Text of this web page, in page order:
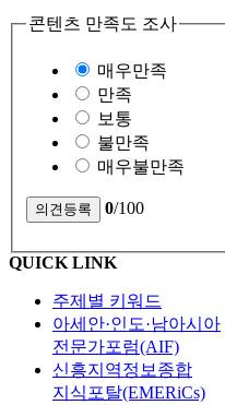
콘텐츠 만족도 조사
매우만족
만족
보통
불만족
매우불만족
0/100
QUICK LINK
주제별 키워드
아세안·인도·남아시아
전문가포럼(AIF)
신흥지역정보종합
지식포탈(EMERiCs)